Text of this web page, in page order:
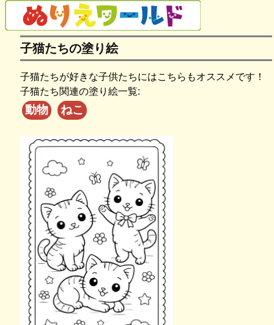
子猫たちの塗り絵
子猫たちが好きな子供たちにはこちらもオススメです！
子猫たち関連の塗り絵一覧:
動物 ねこ